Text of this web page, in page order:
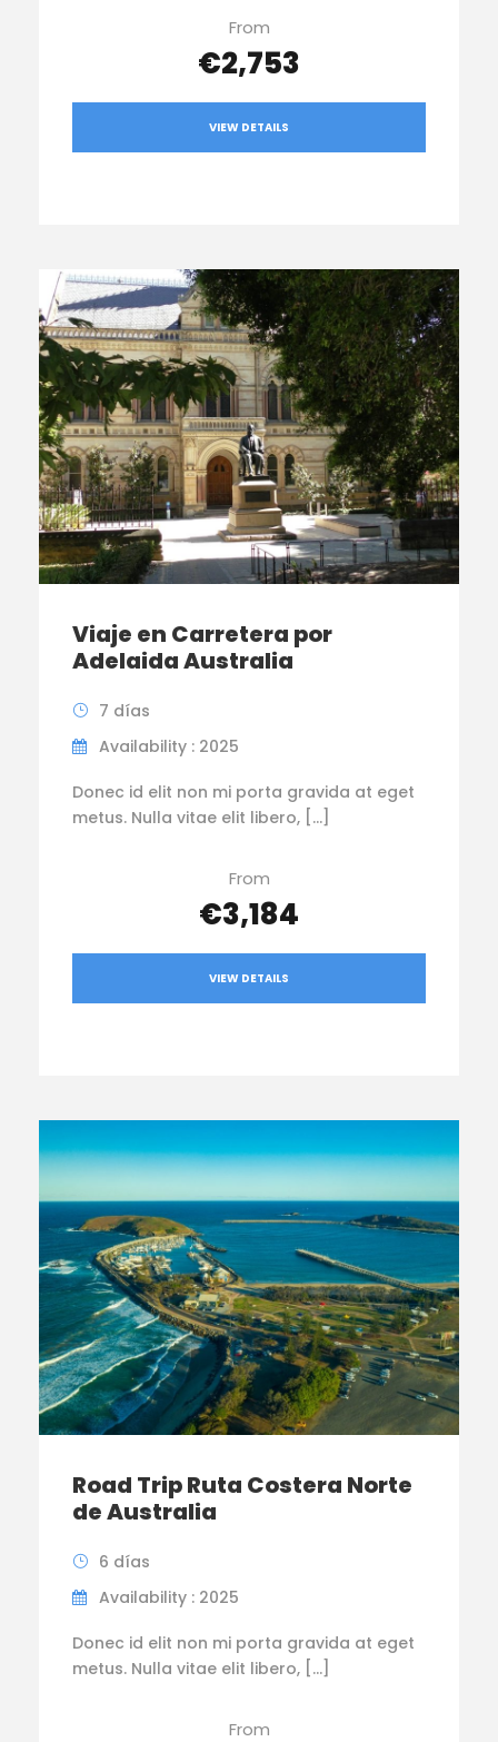
From
€2,753
VIEW DETAILS
Viaje en Carretera por
Adelaida Australia
7 días
Availability : 2025
Donec id elit non mi porta gravida at eget
metus. Nulla vitae elit libero, […]
From
€3,184
VIEW DETAILS
Road Trip Ruta Costera Norte
de Australia
6 días
Availability : 2025
Donec id elit non mi porta gravida at eget
metus. Nulla vitae elit libero, […]
From